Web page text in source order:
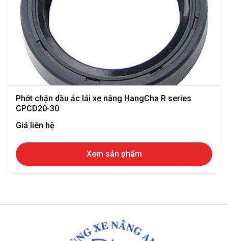
Phớt chặn dầu ắc lái xe nâng HangCha R series
CPCD20-30
Giá liên hệ
Xem sản phẩm